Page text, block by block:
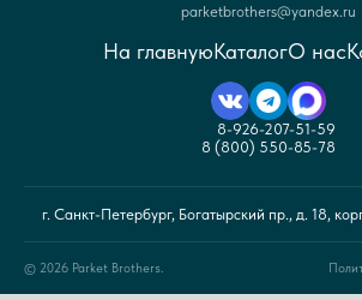
parketbrothers@yandex.ru
На главнуюКаталогО нас
8-926-207-51-59
8 (800) 550-85-78
г. Санкт-Петербург, Богатырский пр., д. 18,
© 2026 Parket Brothers.